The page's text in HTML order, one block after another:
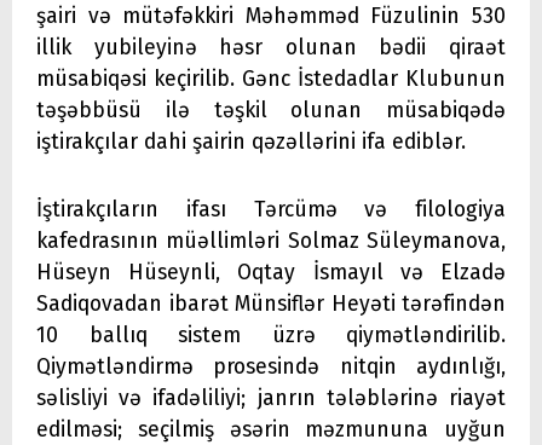
şairi və mütəfəkkiri Məhəmməd Füzulinin 530
illik yubileyinə həsr olunan bədii qiraət
müsabiqəsi keçirilib. Gənc İstedadlar Klubunun
təşəbbüsü ilə təşkil olunan müsabiqədə
iştirakçılar dahi şairin qəzəllərini ifa ediblər.
İştirakçıların ifası Tərcümə və filologiya
kafedrasının müəllimləri Solmaz Süleymanova,
Hüseyn Hüseynli, Oqtay İsmayıl və Elzadə
Sadiqovadan ibarət Münsiflər Heyəti tərəfindən
10 ballıq sistem üzrə qiymətləndirilib.
Qiymətləndirmə prosesində nitqin aydınlığı,
səlisliyi və ifadəliliyi; janrın tələblərinə riayət
edilməsi; seçilmiş əsərin məzmununa uyğun